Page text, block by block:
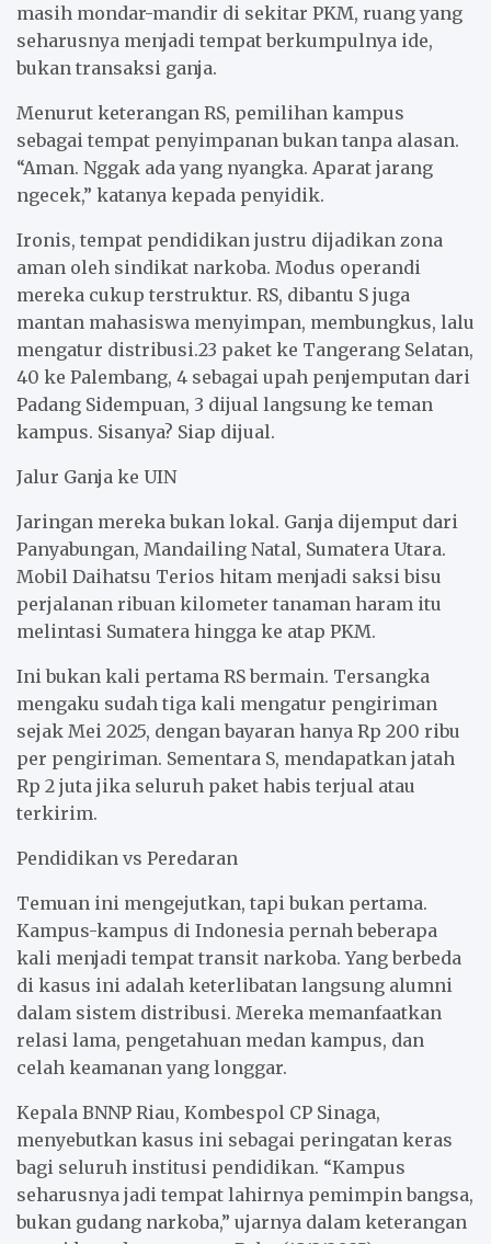
masih mondar-mandir di sekitar PKM, ruang yang
seharusnya menjadi tempat berkumpulnya ide,
bukan transaksi ganja.
Menurut keterangan RS, pemilihan kampus
sebagai tempat penyimpanan bukan tanpa alasan.
“Aman. Nggak ada yang nyangka. Aparat jarang
ngecek,” katanya kepada penyidik.
Ironis, tempat pendidikan justru dijadikan zona
aman oleh sindikat narkoba. Modus operandi
mereka cukup terstruktur. RS, dibantu S juga
mantan mahasiswa menyimpan, membungkus, lalu
mengatur distribusi.23 paket ke Tangerang Selatan,
40 ke Palembang, 4 sebagai upah penjemputan dari
Padang Sidempuan, 3 dijual langsung ke teman
kampus. Sisanya? Siap dijual.
Jalur Ganja ke UIN
Jaringan mereka bukan lokal. Ganja dijemput dari
Panyabungan, Mandailing Natal, Sumatera Utara.
Mobil Daihatsu Terios hitam menjadi saksi bisu
perjalanan ribuan kilometer tanaman haram itu
melintasi Sumatera hingga ke atap PKM.
Ini bukan kali pertama RS bermain. Tersangka
mengaku sudah tiga kali mengatur pengiriman
sejak Mei 2025, dengan bayaran hanya Rp 200 ribu
per pengiriman. Sementara S, mendapatkan jatah
Rp 2 juta jika seluruh paket habis terjual atau
terkirim.
Pendidikan vs Peredaran
Temuan ini mengejutkan, tapi bukan pertama.
Kampus-kampus di Indonesia pernah beberapa
kali menjadi tempat transit narkoba. Yang berbeda
di kasus ini adalah keterlibatan langsung alumni
dalam sistem distribusi. Mereka memanfaatkan
relasi lama, pengetahuan medan kampus, dan
celah keamanan yang longgar.
Kepala BNNP Riau, Kombespol CP Sinaga,
menyebutkan kasus ini sebagai peringatan keras
bagi seluruh institusi pendidikan. “Kampus
seharusnya jadi tempat lahirnya pemimpin bangsa,
bukan gudang narkoba,” ujarnya dalam keterangan